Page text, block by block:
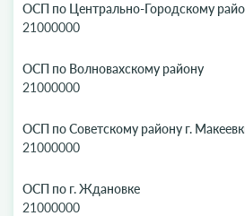
ОСП по Центрально-Городскому
21000000
ОСП по Волновахскому району
21000000
ОСП по Советскому району г.
21000000
ОСП по г. Ждановке
21000000